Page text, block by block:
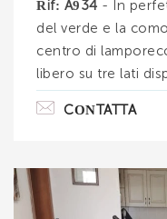
Rif: A934 - In
del verde e la
centro di
libero su tre lati
agricolo ed
dall'ingresso
muratura, pietra e
storia, nel piano
CONTATTA